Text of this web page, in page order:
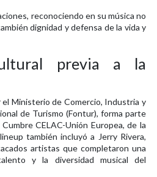
reconociendo en su música no
dignidad y defensa de la vida y
previa a la
Ministerio de Comercio, Industria y
de Turismo (Fontur), forma parte
CELAC-Unión Europea, de la
también incluyó a Jerry Rivera,
artistas que completaron una
y la diversidad musical del